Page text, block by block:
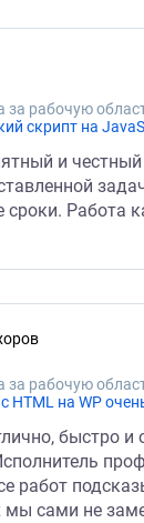
за рабочую
скрипт на
и
сроки. Работа
за рабочую
быстро и
работ
мы сами не